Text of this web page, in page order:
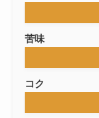
苦味
コク